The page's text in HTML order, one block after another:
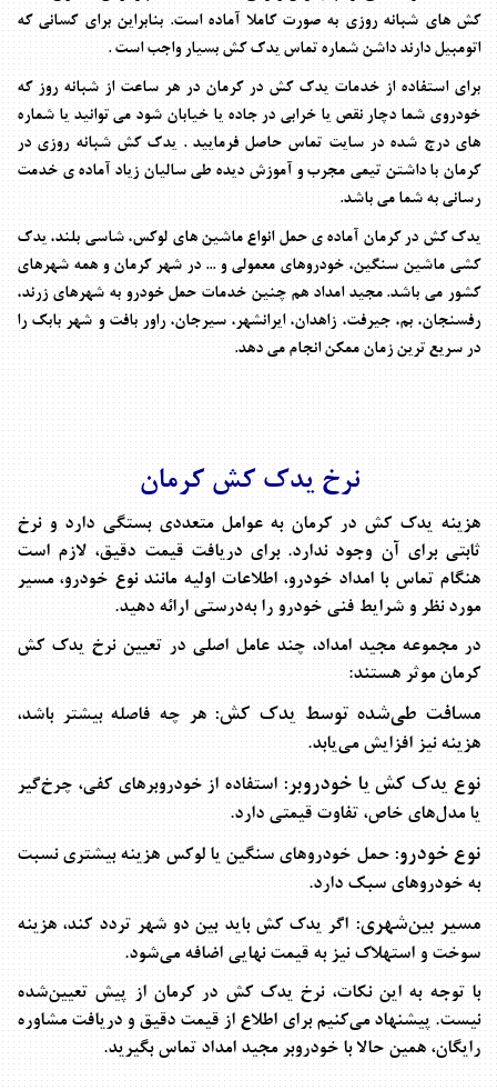
کش های شبانه روزی به صورت کاملا آماده است. بنابراین برای کسانی که
اتومبیل دارند داشن شماره تماس یدک کش بسیار واجب است .
برای استفاده از خدمات یدک کش در کرمان در هر ساعت از شبانه روز که
خودروی شما دچار نقص یا خرابی در جاده یا خیابان شود می توانید یا شماره
های درج شده در سایت تماس حاصل فرمایید . یدک کش شبانه روزی در
کرمان با داشتن تیمی مجرب و آموزش دیده طی سالیان زیاد آماده ی خدمت
رسانی به شما می باشد.
یدک کش در کرمان آماده ی حمل انواع ماشین های لوکس، شاسی بلند، یدک
کشی ماشین سنگین، خودروهای معمولی و ... در شهر کرمان و همه شهرهای
کشور می باشد. مجید امداد هم چنین خدمات حمل خودرو به شهرهای زرند،
رفسنجان، بم، جیرفت، زاهدان، ایرانشهر، سیرجان، راور بافت و شهر بابک را
در سریع ترین زمان ممکن انجام می دهد.
نرخ یدک کش کرمان
هزینه یدک کش در کرمان به عوامل متعددی بستگی دارد و نرخ
ثابتی برای آن وجود ندارد. برای دریافت قیمت دقیق، لازم است
هنگام تماس با امداد خودرو، اطلاعات اولیه مانند نوع خودرو، مسیر
مورد نظر و شرایط فنی خودرو را به‌درستی ارائه دهید.
در مجموعه مجید امداد، چند عامل اصلی در تعیین نرخ یدک کش
کرمان موثر هستند:
مسافت طی‌شده توسط یدک کش:هر چه فاصله بیشتر باشد،
هزینه نیز افزایش می‌یابد.
نوع یدک کش یا خودروبر:استفاده از خودروبرهای کفی، چرخ‌گیر
یا مدل‌های خاص، تفاوت قیمتی دارد.
نوع خودرو:حمل خودروهای سنگین یا لوکس هزینه بیشتری نسبت
به خودروهای سبک دارد.
مسیر بین‌شهری:اگر یدک کش باید بین دو شهر تردد کند، هزینه
سوخت و استهلاک نیز به قیمت نهایی اضافه می‌شود.
با توجه به این نکات،نرخ یدک کش در کرماناز پیش تعیین‌شده
نیست. پیشنهاد می‌کنیم برای اطلاع از قیمت دقیق و دریافت مشاوره
رایگان، همین حالا با خودروبر مجید امداد تماس بگیرید.